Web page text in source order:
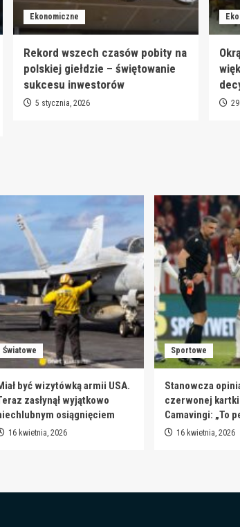
Ekonomiczne
Rekord wszech czasów pobity na
polskiej giełdzie – świętowanie
sukcesu inwestorów
5 stycznia, 2026
Światowe
być wizytówką armii USA.
zasłynął wyjątkowo
osiągnięciem
16 kwietnia, 2026
Sportowe
Stanowcza
czerwonej
Camavingi: „To
16 kwietnia, 2026